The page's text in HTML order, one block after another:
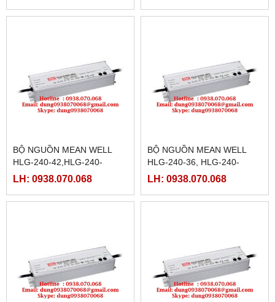
BỘ NGUỒN MEAN WELL
HLG-240-42,HLG-240-
42A,HLG-240-42B,HLG-240-
LH: 0938.070.068
BỘ NGUỒN MEAN WELL
HLG-240-36, HLG-240-
36A,HLG-240-36B,HLG-240-
LH: 0938.070.068